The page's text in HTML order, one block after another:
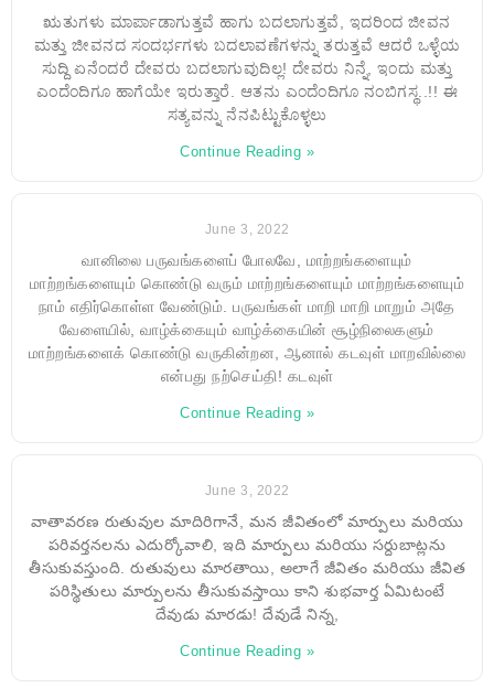
ಋತುಗಳು ಮಾರ್ಪಾಡಾಗುತ್ತವೆ ಹಾಗು ಬದಲಾಗುತ್ತವೆ, ಇದರಿಂದ ಜೀವನ
ಮತ್ತು ಜೀವನದ ಸಂದರ್ಭಗಳು ಬದಲಾವಣೆಗಳನ್ನು ತರುತ್ತವೆ ಆದರೆ ಒಳ್ಳೆಯ
ಸುದ್ದಿ ಏನೆಂದರೆ ದೇವರು ಬದಲಾಗುವುದಿಲ್ಲ! ದೇವರು ನಿನ್ನೆ, ಇಂದು ಮತ್ತು
ಎಂದೆಂದಿಗೂ ಹಾಗೆಯೇ ಇರುತ್ತಾರೆ. ಆತನು ಎಂದೆಂದಿಗೂ ನಂಬಿಗಸ್ಥ..!! ಈ
ಸತ್ಯವನ್ನು ನೆನಪಿಟ್ಟುಕೊಳ್ಳಲು
Continue Reading »
June 3, 2022
வானிலை பருவங்களைப் போலவே, மாற்றங்களையும்
மாற்றங்களையும் கொண்டு வரும் மாற்றங்களையும் மாற்றங்களையும்
நாம் எதிர்கொள்ள வேண்டும். பருவங்கள் மாறி மாறி மாறும் அதே
வேளையில், வாழ்க்கையும் வாழ்க்கையின் சூழ்நிலைகளும்
மாற்றங்களைக் கொண்டு வருகின்றன, ஆனால் கடவுள் மாறவில்லை
என்பது நற்செய்தி! கடவுள்
Continue Reading »
June 3, 2022
వాతావరణ రుతువుల మాదిరిగానే, మన జీవితంలో మార్పులు మరియు
పరివర్తనలను ఎదుర్కోవాలి, ఇది మార్పులు మరియు సర్దుబాట్లను
తీసుకువస్తుంది. రుతువులు మారతాయి, అలాగే జీవితం మరియు జీవిత
పరిస్థితులు మార్పులను తీసుకువస్తాయి కాని శుభవార్త ఏమిటంటే
దేవుడు మారడు! దేవుడే నిన్న,
Continue Reading »